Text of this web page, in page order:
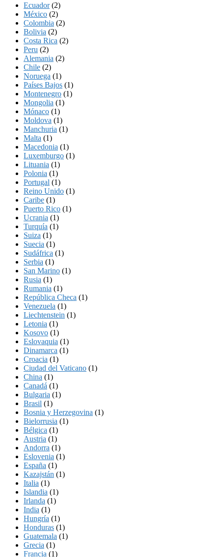
Ecuador(2)
México (2)
Colombia (2)
Bolivia (2)
Costa Rica (2)
Peru (2)
Alemania (2)
Chile (2)
Noruega (1)
Países Bajos (1)
Montenegro (1)
Mongolia (1)
Mónaco (1)
Moldova (1)
Manchuria (1)
Malta (1)
Macedonia (1)
Luxemburgo (1)
Lituania (1)
Polonia (1)
Portugal (1)
Reino Unido (1)
Caribe (1)
Puerto Rico (1)
Ucrania (1)
Turquía (1)
Suiza (1)
Suecia (1)
Sudáfrica (1)
Serbia (1)
San Marino (1)
Rusia (1)
Rumania (1)
República Checa (1)
Venezuela (1)
Liechtenstein (1)
Letonia (1)
Kosovo (1)
Eslovaquia (1)
Dinamarca (1)
Croacia (1)
Ciudad del Vaticano (1)
China (1)
Canadá (1)
Bulgaria (1)
Brasil (1)
Bosnia y Herzegovina (1)
Bielorrusia (1)
Bélgica (1)
Austria (1)
Andorra (1)
Eslovenia (1)
España (1)
Kazajstán (1)
Italia (1)
Islandia (1)
Irlanda (1)
India (1)
Hungría (1)
Honduras (1)
Guatemala (1)
Grecia (1)
Francia (1)